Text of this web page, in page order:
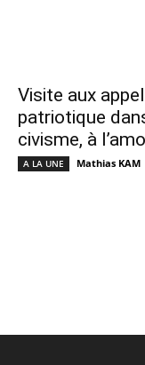
Visite aux
patriotique
civisme, à
A LA UNE Mathias KAM